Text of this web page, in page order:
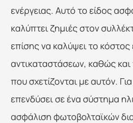
ενέργειας. Αυτό το είδος
καλύπτει ζημιές στον
επίσης να καλύψει το κόστος
αντικαταστάσεων, καθώς
που σχετίζονται με αυτόν.
επενδύσει σε ένα σύστημα
ασφάλιση φωτοβολταϊκών